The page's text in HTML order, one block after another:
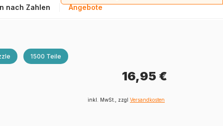
nach Zahlen Angebote
1500 Teile
16,95 €
inkl. MwSt., zzgl Versandkosten